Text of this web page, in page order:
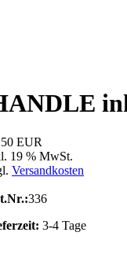
EUR
19 % MwSt.
Versandkosten
336
3-4 Tage